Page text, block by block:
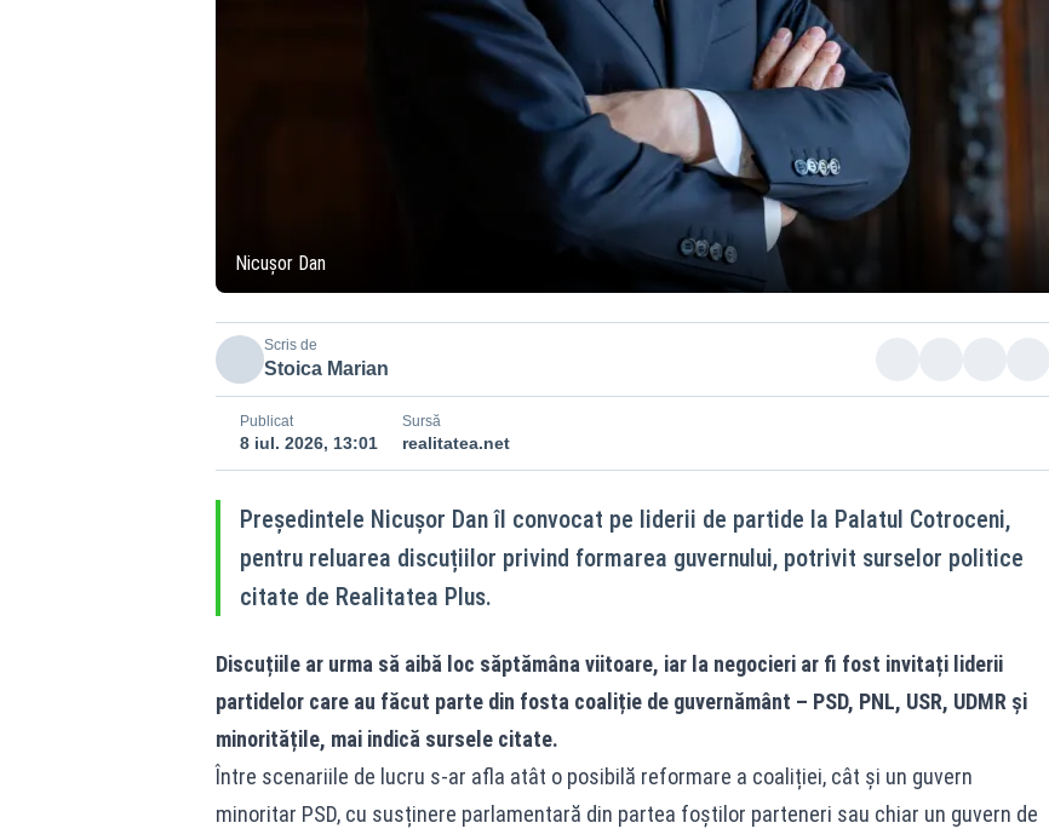
Nicușor Dan
Scris de
Stoica Marian
Publicat
8 iul. 2026, 13:01
Sursă
realitatea.net
Președintele Nicușor Dan îI convocat pe liderii de partide la Palatul Cotroceni,
pentru reluarea discuțiilor privind formarea guvernului, potrivit surselor politice
citate de Realitatea Plus.
Discuțiile ar urma să aibă loc săptămâna viitoare, iar la negocieri ar fi fost invitați liderii
partidelor care au făcut parte din fosta coaliție de guvernământ – PSD, PNL, USR, UDMR și
minoritățile, mai indică sursele citate.
Între scenariile de lucru s-ar afla atât o posibilă reformare a coaliției, cât și un guvern
minoritar PSD, cu susținere parlamentară din partea foștilor parteneri sau chiar un guvern de